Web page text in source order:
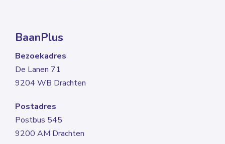
BaanPlus
Bezoekadres
De Lanen 71
9204 WB Drachten
Postadres
Postbus 545
9200 AM Drachten